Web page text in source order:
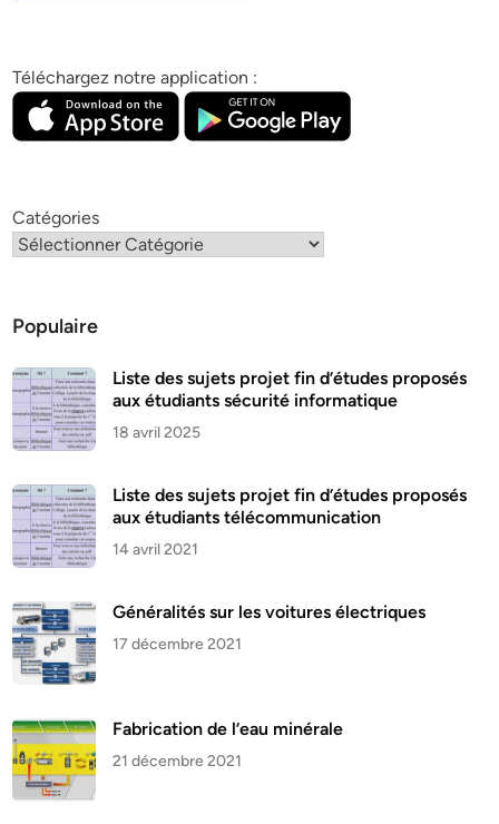
Téléchargez notre application :
Catégories
Populaire
Liste des sujets projet fin d’études proposés
aux étudiants sécurité informatique
18 avril 2025
Liste des sujets projet fin d’études proposés
aux étudiants télécommunication
14 avril 2021
Généralités sur les voitures électriques
17 décembre 2021
Fabrication de l’eau minérale
21 décembre 2021